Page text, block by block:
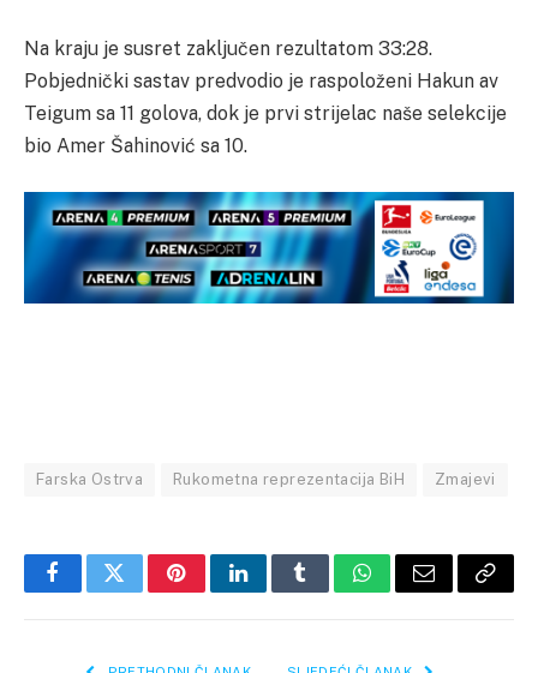
Na kraju je susret zaključen rezultatom 33:28.
Pobjednički sastav predvodio je raspoloženi Hakun av
Teigum sa 11 golova, dok je prvi strijelac naše selekcije
bio Amer Šahinović sa 10.
Farska Ostrva Rukometna reprezentacija BiH Zmajevi
FacebookTwitterPinterestLinkedInTumblrWhatsApp
Email Copy